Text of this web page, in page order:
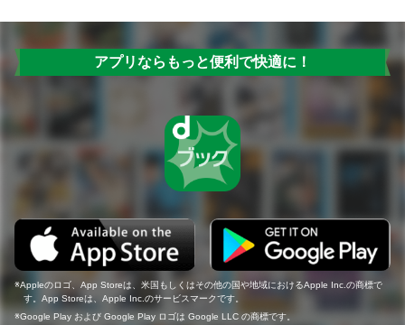
アプリならもっと便利で快適に！
Appleのロゴ、App Storeは、米国もしくはその他の国や地域におけるApple Inc.の商標で
す。App Storeは、Apple Inc.のサービスマークです。
Google Play および Google Play ロゴは Google LLC の商標です。